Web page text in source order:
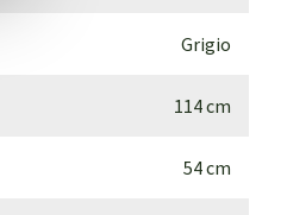
Grigio
114 cm
54 cm